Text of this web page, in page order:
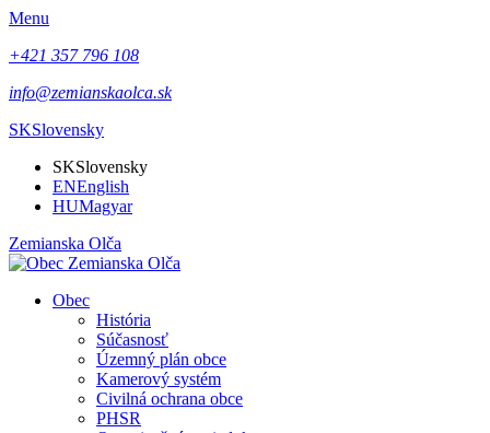
Menu
+421 357 796 108
info@zemianskaolca.sk
SKSlovensky
SKSlovensky
ENEnglish
HUMagyar
Zemianska Olča
Obec
História
Súčasnosť
Územný plán obce
Kamerový systém
Civilná ochrana obce
PHSR